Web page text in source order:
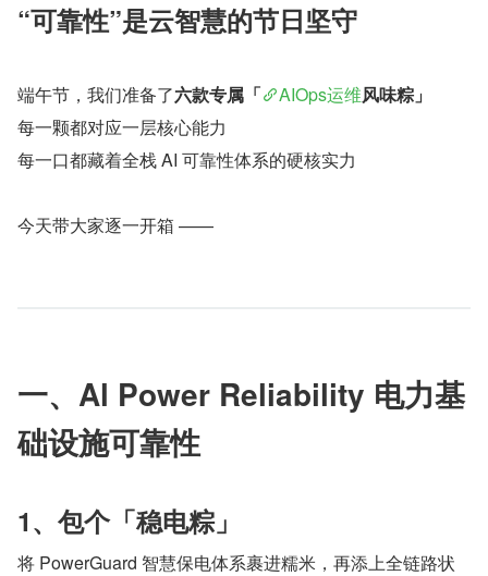
“可靠性”是云智慧的节日坚守
端午节，我们准备了六款专属「 AIOps运维风味粽」
每一颗都对应一层核心能力
每一口都藏着全栈 AI 可靠性体系的硬核实力
今天带大家逐一开箱 ——
一、Al Power Reliability 电力基
础设施可靠性
1、包个「稳电粽」
将 PowerGuard 智慧保电体系裹进糯米，再添上全链路状